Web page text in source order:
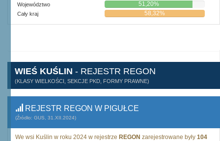
Województwo 51,20%
Cały kraj 58,32%
WIEŚ KUŚLIN - REJESTR REGON
(KLASY WIELKOŚCI, SEKCJE PKD, FORMY PRAWNE)
REJESTR REGON W PIGUŁCE
(Źródło: GUS, 31.XII.2024)
We wsi Kuślin w roku 2024 w rejestrze REGON zarejestrowane były 104